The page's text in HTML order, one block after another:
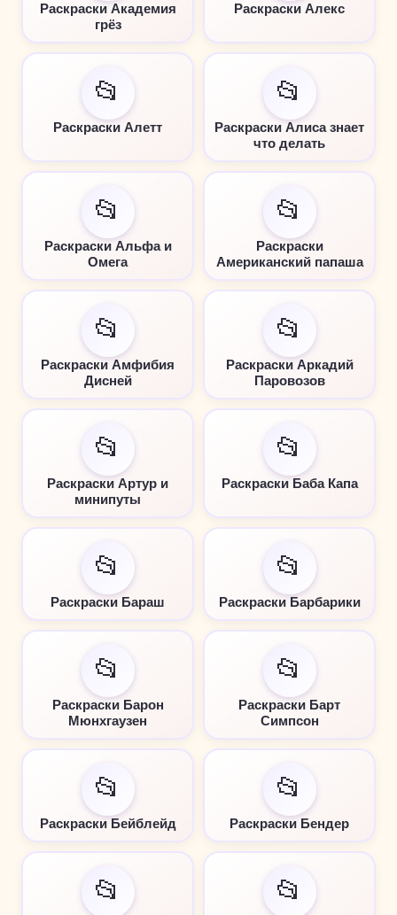
Раскраски Академия
грёз
Раскраски Алекс
📂
Раскраски Алетт
📂
Раскраски Алиса знает
что делать
📂
Раскраски Альфа и
Омега
📂
Раскраски
Американский папаша
📂
Раскраски Амфибия
Дисней
📂
Раскраски Аркадий
Паровозов
📂
Раскраски Артур и
минипуты
📂
Раскраски Баба Капа
📂
Раскраски Бараш
📂
Раскраски Барбарики
📂
Раскраски Барон
Мюнхгаузен
📂
Раскраски Барт
Симпсон
📂
Раскраски Бейблейд
📂
Раскраски Бендер
📂 📂